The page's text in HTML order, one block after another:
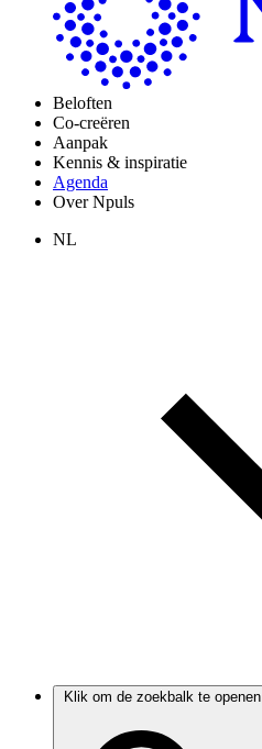
Beloften
Co-creëren
Aanpak
Kennis & inspiratie
Agenda
Over Npuls
NL
Klik om de zoekbalk te openen